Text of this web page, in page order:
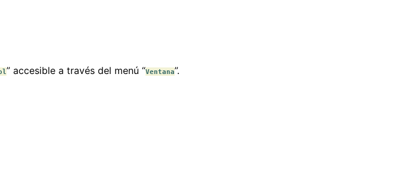
” accesible a través del menú “Ventana”.